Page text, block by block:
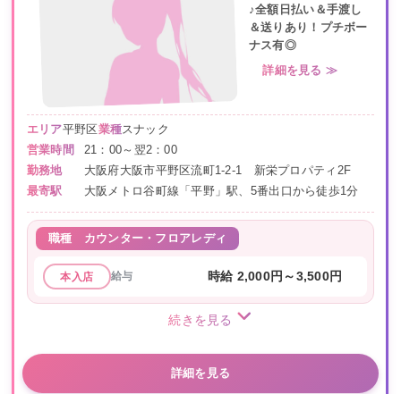
♪全額日払い＆手渡し
＆送りあり！プチボー
ナス有◎
詳細を見る ≫
エリア平野区 業種スナック
営業時間
21：00～翌2：00
勤務地
大阪府大阪市平野区流町1-2-1 新栄プロパティ2F
最寄駅
大阪メトロ谷町線「平野」駅、5番出口から徒歩1分
職種 カウンター・フロアレディ
本入店 給与 時給 2,000円～3,500円
続きを見る
詳細を見る